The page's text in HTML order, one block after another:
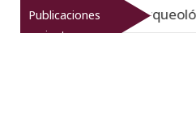
Publicaciones
recientes
el patrimonio